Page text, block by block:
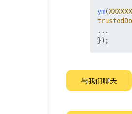
ym(
...
与我们聊天